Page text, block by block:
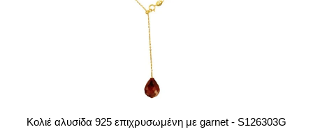
Κολιέ αλυσίδα 925 επιχρυσωμένη με garnet - S126303G